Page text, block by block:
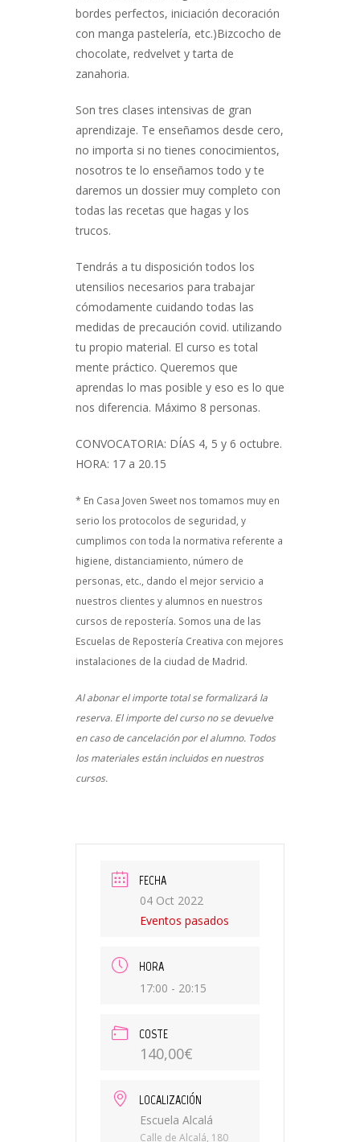
bordes perfectos, iniciación decoración
con manga pastelería, etc.)Bizcocho de
chocolate, redvelvet y tarta de
zanahoria.
Son tres clases intensivas de gran
aprendizaje. Te enseñamos desde cero,
no importa si no tienes conocimientos,
nosotros te lo enseñamos todo y te
daremos un dossier muy completo con
todas las recetas que hagas y los
trucos.
Tendrás a tu disposición todos los
utensilios necesarios para trabajar
cómodamente cuidando todas las
medidas de precaución covid. utilizando
tu propio material. El curso es total
mente práctico. Queremos que
aprendas lo mas posible y eso es lo que
nos diferencia. Máximo 8 personas.
CONVOCATORIA: DÍAS 4, 5 y 6 octubre.
HORA: 17 a 20.15
* En Casa Joven Sweet nos tomamos muy en
serio los protocolos de seguridad, y
cumplimos con toda la normativa referente a
higiene, distanciamiento, número de
personas, etc., dando el mejor servicio a
nuestros clientes y alumnos en nuestros
cursos de repostería. Somos una de las
Escuelas de Repostería Creativa con mejores
instalaciones de la ciudad de Madrid.
Al abonar el importe total se formalizará la
reserva. El importe del curso no se devuelve
en caso de cancelación por el alumno. Todos
los materiales están incluidos en nuestros
cursos.
FECHA
04 Oct 2022
Eventos pasados
HORA
17:00 - 20:15
COSTE
140,00€
LOCALIZACIÓN
Escuela Alcalá
Calle de Alcalá, 180